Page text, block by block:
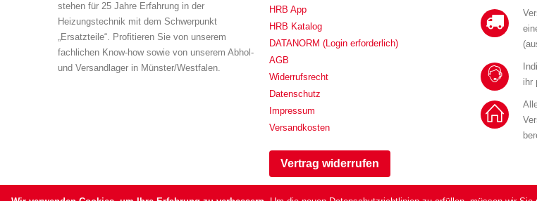
stehen für 25 Jahre Erfahrung in der
Heizungstechnik mit dem Schwerpunkt
„Ersatzteile“. Profitieren Sie von unserem
fachlichen Know-how sowie von unserem Abhol-
und Versandlager in Münster/Westfalen.
HRB App
HRB Katalog
DATANORM (Login erforderlich)
AGB
Widerrufsrecht
Datenschutz
Impressum
Versandkosten
Vertrag widerrufen
ihr